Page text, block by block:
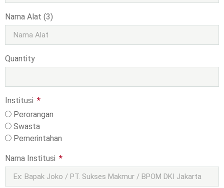
Nama Alat (3)
Quantity
Institusi
Perorangan
Swasta
Pemerintahan
Nama Institusi